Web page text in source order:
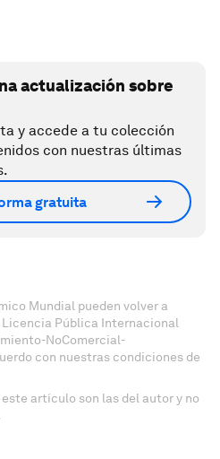
actualización sobre
y accede a tu colección
con nuestras últimas
gratuita
Mundial pueden volver a
Pública Internacional
NoComercial-
con nuestras condiciones de
artículo son las del autor y no